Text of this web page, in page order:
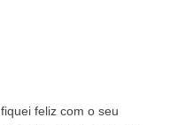
feliz com o seu